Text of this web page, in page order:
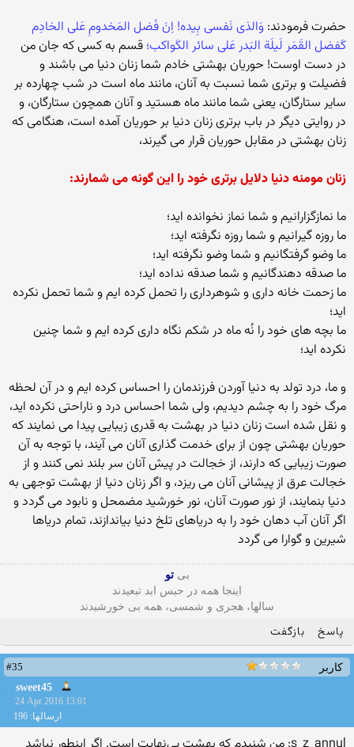
حضرت فرمودند: وَالذی نَفسی بِیده! اِنَ فَضل المَخدومِ عَلی الخادِم
کَفضل القَمَر لَیلَة البَدر عَلی سائر الکَواکب؛ قسم به کسی که جان من
در دست اوست! حوریان بهشتی خادم شما زنان دنیا می باشند و
فضیلت و برتری شما نسبت به آنان، مانند ماه است در شب چهارده بر
سایر ستارگان، یعنی شما مانند ماه هستید و آنان همچون ستارگان، و
در روایتی دیگر در باب برتری زنان دنیا بر حوریان آمده است، هنگامی که
زنان بهشتی در مقابل حوریان قرار می گیرند،
زنان مومنه دنیا دلایل برتری خود را این گونه می شمارند:
ما نمازگزارانیم و شما نماز نخوانده اید؛
ما روزه گیرانیم و شما روزه نگرفته اید؛
ما وضو گرفتگانیم و شما وضو نگرفته اید؛
ما صدقه دهندگانیم و شما صدقه نداده اید؛
ما زحمت خانه داری و شوهرداری را تحمل کرده ایم و شما تحمل نکرده
اید؛
ما بچه های خود را نُه ماه در شکم نگاه داری کرده ایم و شما چنین
نکرده اید؛
و ما، درد تولد به دنیا آوردن فرزندمان را احساس کرده ایم و در آن لحظه
مرگ خود را به چشم دیدیم، ولی شما احساس درد و ناراحتی نکرده اید،
و نقل شده است زنان دنیا در بهشت به قدری زیبایی پیدا می نمایند که
حوریان بهشتی چون از برای خدمت گذاری آنان می آیند، با توجه به آن
صورت زیبایی که دارند، از خجالت در پیش آنان سر بلند نمی کنند و از
خجالت عرق از پیشانی آنان می ریزد، و اگر زنان دنیا از بهشت توجهی به
دنیا بنمایند، از نور صورت آنان، نور خورشید مضمحل و نابود می گردد و
اگر آنان آب دهان خود را به دریاهای تلخ دنیا بیاندازند، تمام دریاها
شیرین و گوارا می گردد
بی تو
اینجا همه در حبس ابد تبعیدند
سالها، هجری و شمسی، همه بی خورشیدند
پاسخ بازگفت
کاربر
#35
sweet45
24 Apr 2016 13:01
ارسالها: 196